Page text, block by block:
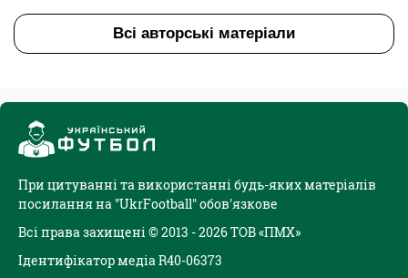
Всі авторські матеріали
При цитуванні та використанні будь-яких матеріалів
посилання на "UkrFootball" обов'язкове
Всі права захищені © 2013 - 2026 ТОВ «ПМХ»
Ідентифікатор медіа R40-06373